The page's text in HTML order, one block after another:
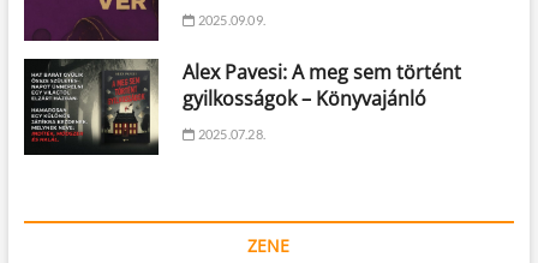
2025.09.09.
Alex Pavesi: A meg sem történt
gyilkosságok – Könyvajánló
2025.07.28.
ZENE